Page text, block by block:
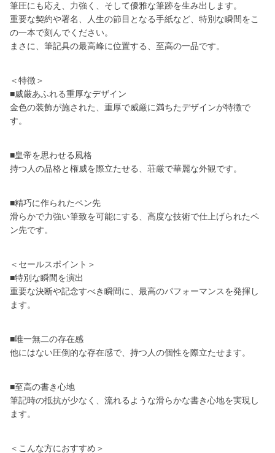
筆圧にも応え、力強く、そして優雅な筆跡を生み出します。
重要な契約や署名、人生の節目となる手紙など、特別な瞬間をこ
の一本で刻んでください。
まさに、筆記具の最高峰に位置する、至高の一品です。
＜特徴＞
■威厳あふれる重厚なデザイン
金色の装飾が施された、重厚で威厳に満ちたデザインが特徴で
す。
■皇帝を思わせる風格
持つ人の品格と権威を際立たせる、荘厳で華麗な外観です。
■精巧に作られたペン先
滑らかで力強い筆致を可能にする、高度な技術で仕上げられたペ
ン先です。
＜セールスポイント＞
■特別な瞬間を演出
重要な決断や記念すべき瞬間に、最高のパフォーマンスを発揮し
ます。
■唯一無二の存在感
他にはない圧倒的な存在感で、持つ人の個性を際立たせます。
■至高の書き心地
筆記時の抵抗が少なく、流れるような滑らかな書き心地を実現し
ます。
＜こんな方におすすめ＞